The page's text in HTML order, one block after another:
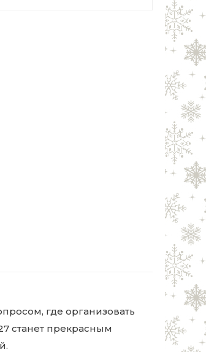
где организовать
станет прекрасным